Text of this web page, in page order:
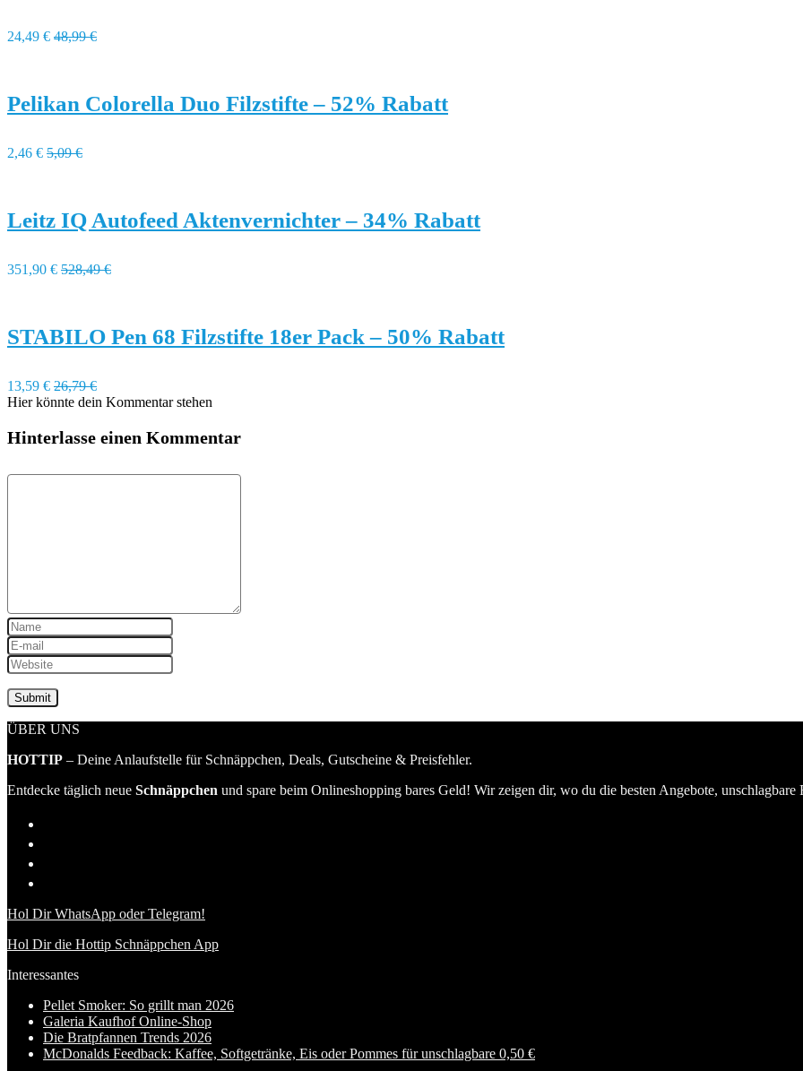
24,49 € 48,99 €
Pelikan Colorella Duo Filzstifte – 52% Rabatt
2,46 € 5,09 €
Leitz IQ Autofeed Aktenvernichter – 34% Rabatt
351,90 € 528,49 €
STABILO Pen 68 Filzstifte 18er Pack – 50% Rabatt
13,59 € 26,79 €
Hier könnte dein Kommentar stehen
Hinterlasse einen Kommentar
ÜBER UNS
HOTTIP – Deine Anlaufstelle für Schnäppchen, Deals, Gutscheine & Preisfehler.
Entdecke täglich neue Schnäppchen und spare beim Onlineshopping bares Geld! Wir zeigen dir, wo du die besten Angebote, unschlagbare
Hol Dir WhatsApp oder Telegram!
Hol Dir die Hottip Schnäppchen App
Interessantes
Pellet Smoker: So grillt man 2026
Galeria Kaufhof Online-Shop
Die Bratpfannen Trends 2026
McDonalds Feedback: Kaffee, Softgetränke, Eis oder Pommes für unschlagbare 0,50 €